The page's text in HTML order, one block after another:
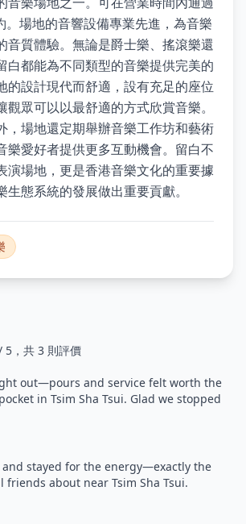
場地的音響設備專業先進，為音樂
音質體驗。無論是爵士樂、搖滾樂還
白都能為不同類型的音樂提供完美的
的設計現代而舒適，設有充足的座位
觀眾可以以最舒適的方式欣賞音樂。
，場地還定期舉辦音樂工作坊和藝術
樂愛好者提供更多互動機會。留白不
演場地，更是香港音樂文化的重要據
生態系統的發展做出重要貢獻。
5，共 3 則評價
out—pours and service felt worth the
in Tsim Sha Tsui. Glad we stopped
and stayed for the energy—exactly the
friends about near Tsim Sha Tsui.